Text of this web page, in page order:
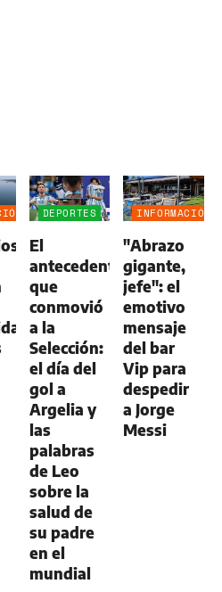
DEPORTES
El
antecedente
que
conmovió
a la
Selección:
el día del
gol a
Argelia y
las
palabras
de Leo
sobre la
salud de
su padre
en el
mundial
INFORMACIÓN
"Abrazo
gigante,
jefe": el
emotivo
mensaje
del bar
Vip para
despedir
a Jorge
Messi